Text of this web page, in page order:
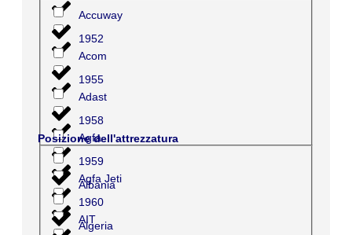
Accuway
Acom
Adast
Agfa
Agfa Jeti
AIT
1952
1955
1958
1959
1960
Posizione dell'attrezzatura
Albania
Algeria